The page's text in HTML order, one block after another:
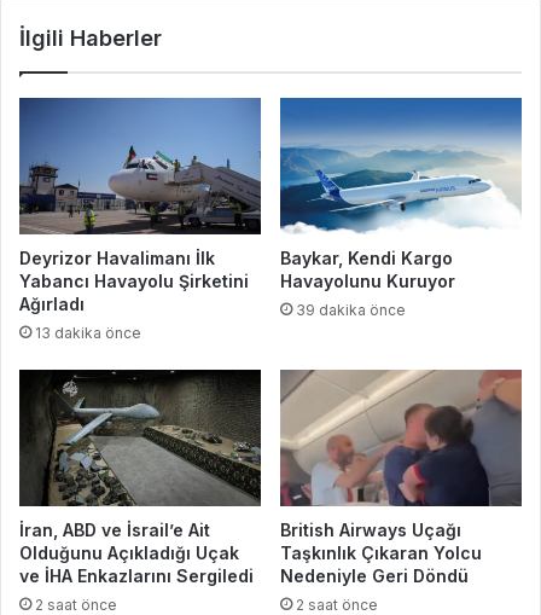
İlgili Haberler
Deyrizor Havalimanı İlk
Yabancı Havayolu Şirketini
Ağırladı
13 dakika önce
Baykar, Kendi Kargo
Havayolunu Kuruyor
39 dakika önce
İran, ABD ve İsrail’e Ait
Olduğunu Açıkladığı Uçak
ve İHA Enkazlarını Sergiledi
2 saat önce
British Airways Uçağı
Taşkınlık Çıkaran Yolcu
Nedeniyle Geri Döndü
2 saat önce